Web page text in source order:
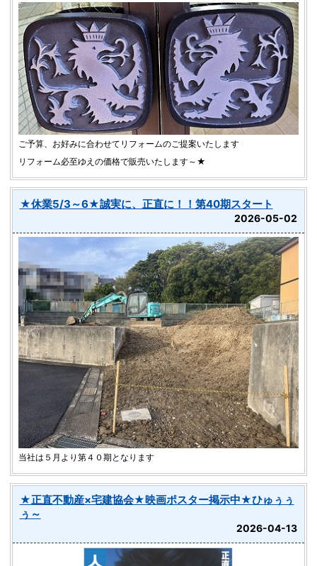
ご予算、お好みに合わせてリフォームのご提案いたします
リフォーム必至ゆえの価格で販売いたします～★
★休業5/3～6★誠実に、正直に！！第40期スタート
2026-05-02
当社は５月より第４０期となります
★正直不動産×宅建協会★映画ポスター掲示中★ひゅぅぅ
ぅ～
2026-04-13